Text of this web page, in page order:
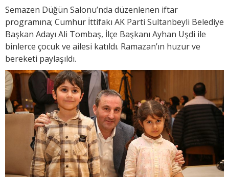
Semazen Düğün Salonu’nda düzenlenen iftar
programına; Cumhur İttifakı AK Parti Sultanbeyli Belediye
Başkan Adayı Ali Tombaş, İlçe Başkanı Ayhan Uşdi ile
binlerce çocuk ve ailesi katıldı. Ramazan’ın huzur ve
bereketi paylaşıldı.